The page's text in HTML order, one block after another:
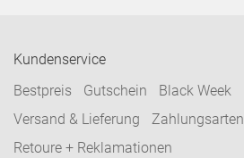
Kundenservice
Bestpreis
Gutschein Black Week
Versand & Lieferung
Zahlungsarten
Retoure + Reklamationen